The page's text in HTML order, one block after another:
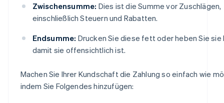
Zwischensumme: Dies ist die Summe vor Zuschlägen,
einschließlich Steuern und Rabatten.
Endsumme: Drucken Sie diese fett oder heben Sie sie
damit sie offensichtlich ist.
Machen Sie Ihrer Kundschaft die Zahlung so einfach wie
indem Sie Folgendes hinzufügen: